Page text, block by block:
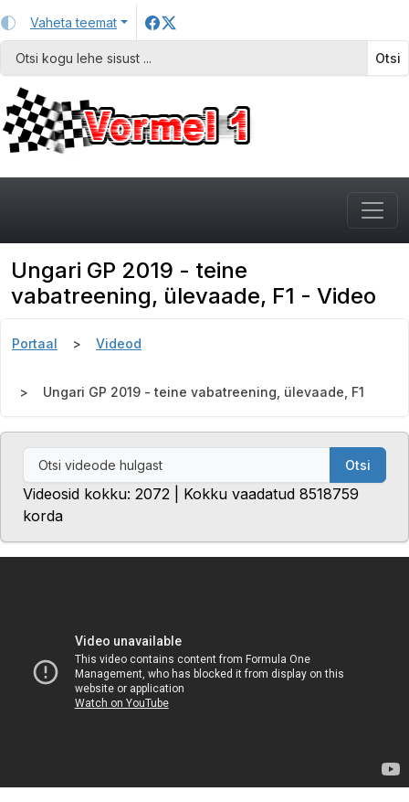
Vaheta teemat
Otsi
Ungari GP 2019 - teine
vabatreening, ülevaade, F1 - Video
Portaal Videod
Ungari GP 2019 - teine vabatreening, ülevaade, F1
Otsi
Videosid kokku: 2072 | Kokku vaadatud 8518759
korda